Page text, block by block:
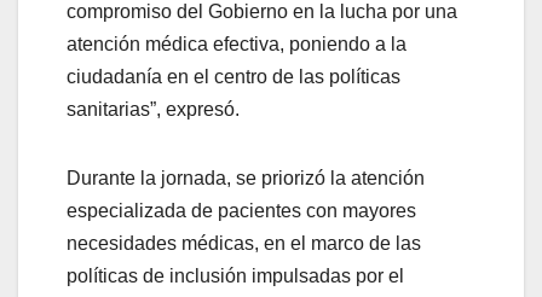
compromiso del Gobierno en la lucha por una
atención médica efectiva, poniendo a la
ciudadanía en el centro de las políticas
sanitarias”, expresó.
Durante la jornada, se priorizó la atención
especializada de pacientes con mayores
necesidades médicas, en el marco de las
políticas de inclusión impulsadas por el